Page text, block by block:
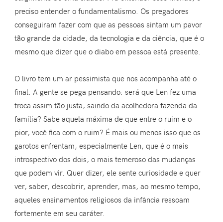
preciso entender o fundamentalismo. Os pregadores
conseguiram fazer com que as pessoas sintam um pavor
tão grande da cidade, da tecnologia e da ciência, que é o
mesmo que dizer que o diabo em pessoa está presente.
O livro tem um ar pessimista que nos acompanha até o
final. A gente se pega pensando: será que Len fez uma
troca assim tão justa, saindo da acolhedora fazenda da
família? Sabe aquela máxima de que entre o ruim e o
pior, você fica com o ruim? É mais ou menos isso que os
garotos enfrentam, especialmente Len, que é o mais
introspectivo dos dois, o mais temeroso das mudanças
que podem vir. Quer dizer, ele sente curiosidade e quer
ver, saber, descobrir, aprender, mas, ao mesmo tempo,
aqueles ensinamentos religiosos da infância ressoam
fortemente em seu caráter.